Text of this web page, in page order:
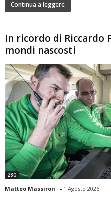
Continua a leggere
In ricordo di Riccardo
mondi nascosti
280
Matteo Massironi - 1 Agosto 2026